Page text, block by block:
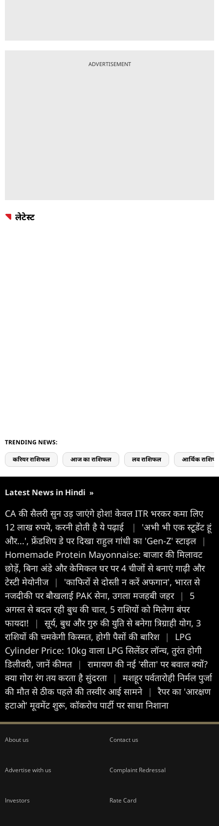
ADVERTISEMENT
लेटेस्ट
TRENDING NEWS:
करियर राशिफल आज का राशिफल लव राशिफल आर्थिक
Latest News in Hindi »
CA की सैलरी सुन उड़ जाएंगे होश! केवल ITR भरकर कमा लिए
12 लाख रुपये, करनी होती है ये पढ़ाई
|
'अभी भी एक स्टूडेंट हूं
और...', फ्रेंडशिप डे पर दिखा राहुल गांधी का 'Gen-Z' स्टाइल |
Homemade Protein Mayonnaise: बाजार की मिलावट
छोड़ें, बिना अंडे और केमिकल घर पर 4 चीजों से बनाएं गाढ़ी और
टेस्टी मेयोनीज |
'काफिरों से दोस्ती न करें अफगान', भारत से
नजदीकी पर बौखलाई PAK सेना, उगला मजहबी जहर |
5
अगस्त से बदल रही बुध की चाल, 5 राशियों को मिलेगा बंपर
फायदा!
|
सूर्य, बुध और गुरु की युति से बनेगा त्रिग्राही योग, 3
राशियों की चमकेगी किस्मत, होगी पैसों की बारिश |
LPG
Cylinder Price: 10kg वाला LPG सिलेंडर लॉन्‍च, तुरंत होगी
डिलीवरी, जानें कीमत |
रामायण की नई 'सीता' पर बवाल क्यों?
क्या गोरा रंग तय करता है सुंदरता
|
मशहूर पर्वतारोही निर्मल पुर्जा
की मौत से ठीक पहले की तस्वीर आई सामने |
रैपर का 'आरक्षण
हटाओ' मूवमेंट शुरू, कॉकरोच पार्टी पर साधा निशाना
About us Contact us
Advertise with us Complaint Redressal
Investors Rate Card